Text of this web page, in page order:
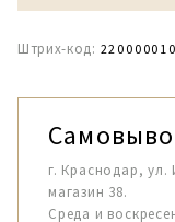
Штрих-код:
г. Краснодар, ул.
магазин 38.
Среда и